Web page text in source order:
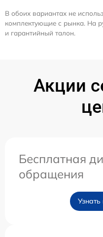
В обоих вариантах не
комплектующие с рынка. На
и гарантийный талон.
Акции
Бесплатная
обращения